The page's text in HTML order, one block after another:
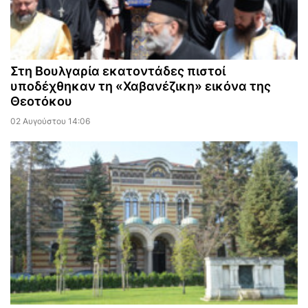
Στη Βουλγαρία εκατοντάδες πιστοί
υποδέχθηκαν τη «Χαβανέζικη» εικόνα της
Θεοτόκου
02 Αυγούστου 14:06